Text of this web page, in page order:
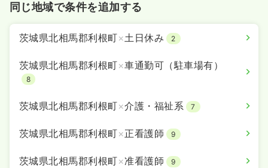
同じ地域で条件を追加する
茨城県北相馬郡利根町×土日休み 2
茨城県北相馬郡利根町×車通勤可（駐車場有）
8
茨城県北相馬郡利根町×介護・福祉系 7
茨城県北相馬郡利根町×正看護師 9
茨城県北相馬郡利根町×准看護師 9